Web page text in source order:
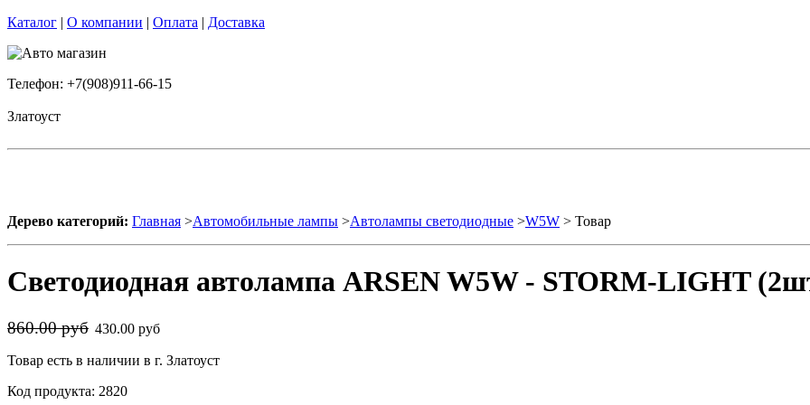
Каталог | О компании | Оплата | Доставка
Телефон: +7(908)911-66-15
Златоуст
Дерево категорий: Главная >Автомобильные лампы >Автолампы светодиодные >W5W > Товар
Светодиодная автолампа ARSEN W5W - STORM-LIGHT
860.00 руб 430.00 руб
Товар есть в наличии в г. Златоуст
Код продукта: 2820